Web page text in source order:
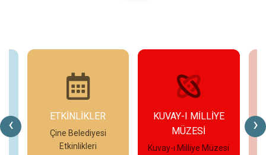
‹ ›
ETKİNLİKLER
Çine Belediyesi
Etkinlikleri
KUVAY-I MİLLİYE
MÜZESİ
Kuvay-ı Milliye Müzesi